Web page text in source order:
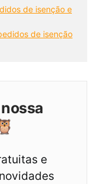
de isenção e
de isenção
e